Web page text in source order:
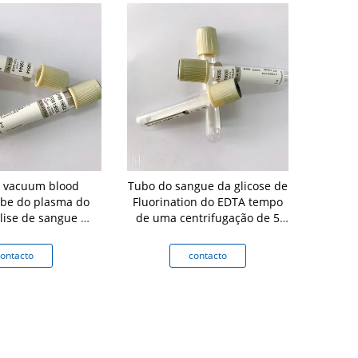
vacuum blood
do plasma do
de sangue da
Tubo do sangue da glicose de
Fluorination do EDTA tempo
de uma centrifugação de 5
contacto